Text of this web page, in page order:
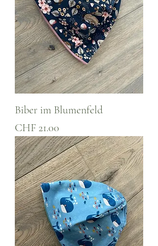
Biber im Blumenfeld
Preis
CHF 21.00